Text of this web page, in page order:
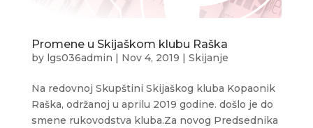
Promene u Skijaškom klubu Raška
by lgs036admin | Nov 4, 2019 | Skijanje
Na redovnoj Skupštini Skijaškog kluba Kopaonik
Raška, održanoj u aprilu 2019 godine. došlo je do
smene rukovodstva kluba.Za novog Predsednika